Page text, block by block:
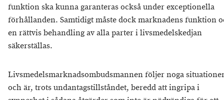
funktion ska kunna garanteras också under exceptionella
förhållanden. Samtidigt måste dock marknadens funktion
en rättvis behandling av alla parter i livsmedelskedjan
säkerställas.
Livsmedelsmarknadsombudsmannen följer noga
och är, trots undantagstillståndet, beredd att ingripa i